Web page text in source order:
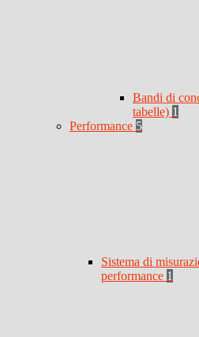
Bandi di
tabelle) 1
Performance 5
Sistema di
performance 1